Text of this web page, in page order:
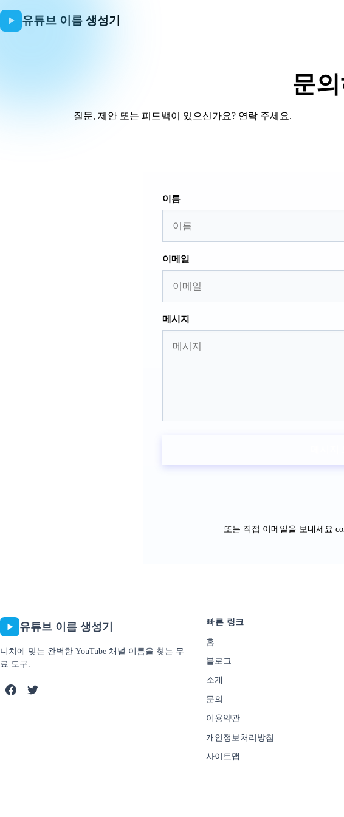
유튜브 이름 생성기
문
질문, 제안 또는 피드백이 있으신가요? 연락 주세요.
이름
이메일
메시지
또는 직접 이메일을 보내세요
유튜브 이름 생성기
니치에 맞는 완벽한 YouTube 채널 이름을 찾는 무
료 도구.
빠른 링크
홈
블로그
소개
문의
이용약관
개인정보처리방침
사이트맵